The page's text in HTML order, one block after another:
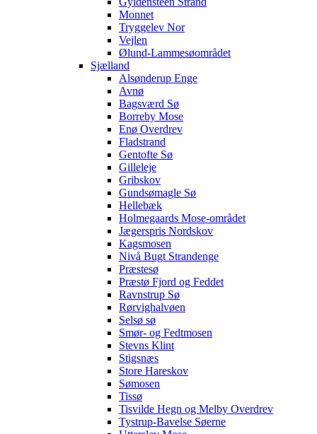
Monnet
Tryggelev Nor
Vejlen
Ølund-Lammesøområdet
Sjælland
Alsønderup Enge
Avnø
Bagsværd Sø
Borreby Mose
Enø Overdrev
Fladstrand
Gentofte Sø
Gilleleje
Gribskov
Gundsømagle Sø
Hellebæk
Holmegaards Mose-området
Jægerspris Nordskov
Kagsmosen
Nivå Bugt Strandenge
Præstesø
Præstø Fjord og Feddet
Ravnstrup Sø
Rørvighalvøen
Selsø sø
Smør- og Fedtmosen
Stevns Klint
Stigsnæs
Store Hareskov
Sømosen
Tissø
Tisvilde Hegn og Melby Overdrev
Tystrup-Bavelse Søerne